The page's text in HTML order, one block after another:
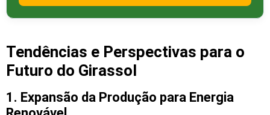
Tendências e Perspectivas para o
Futuro do Girassol
1. Expansão da Produção para Energia